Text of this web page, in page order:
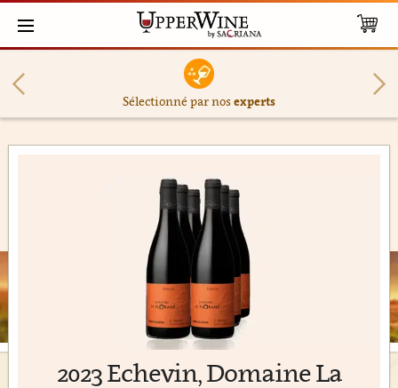
Sélectionné par nosexperts
2023 Echevin, Domaine La